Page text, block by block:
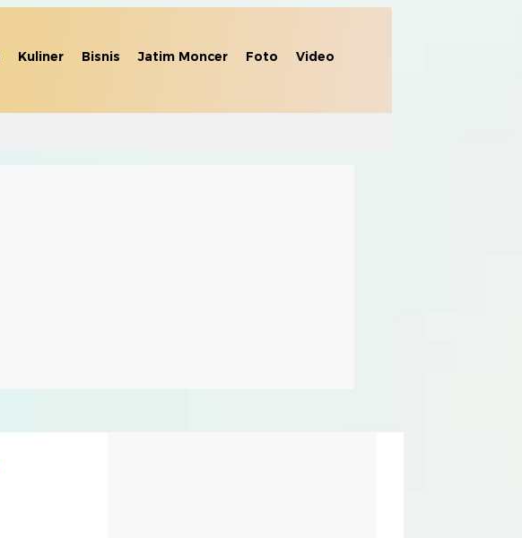
Kuliner Bisnis Jatim Moncer Foto Video